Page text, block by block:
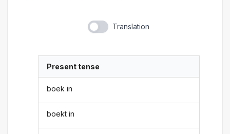
Translation
Present tense
boek in
boekt in